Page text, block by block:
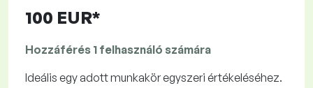
100 EUR*
Hozzáférés 1 felhasználó számára
Ideális egy adott munkakör egyszeri értékeléséhez.